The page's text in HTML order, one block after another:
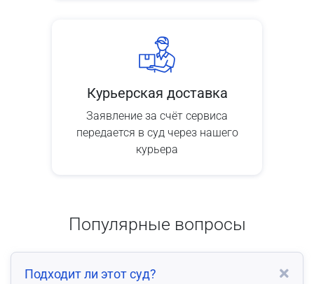
Курьерская доставка
Заявление за счёт сервиса
передается в суд через нашего
курьера
Популярные вопросы
Подходит ли этот суд?